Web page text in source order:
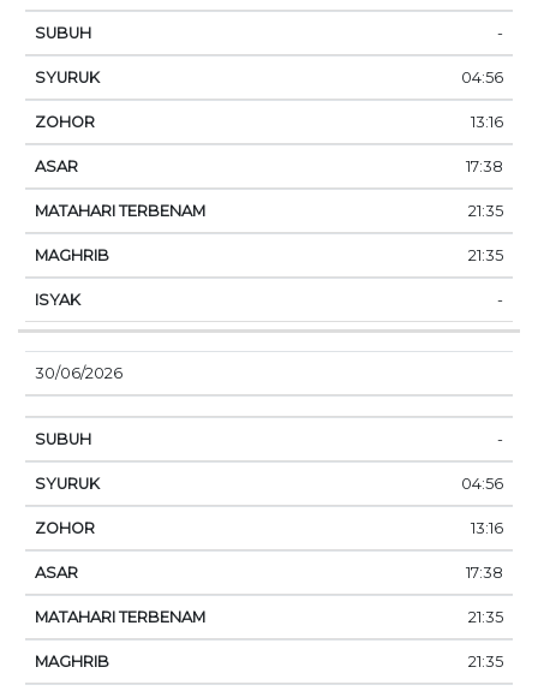
-
04:56
13:16
17:38
21:35
21:35
-
30/06/2026
-
04:56
13:16
17:38
21:35
21:35